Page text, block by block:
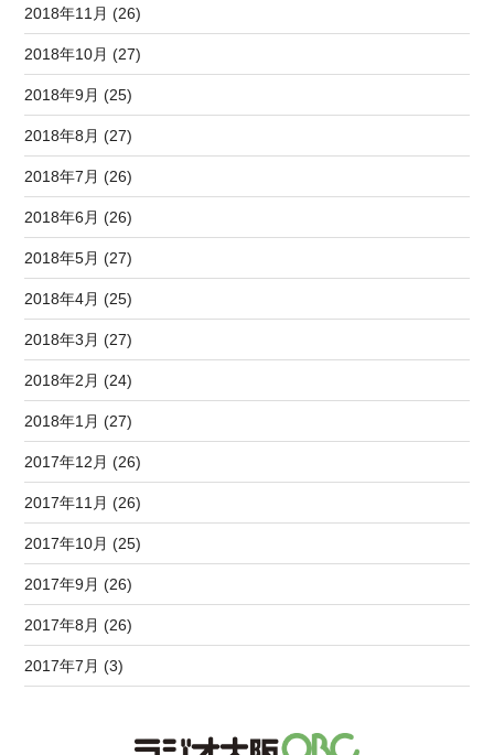
2018年11月 (26)
2018年10月 (27)
2018年9月 (25)
2018年8月 (27)
2018年7月 (26)
2018年6月 (26)
2018年5月 (27)
2018年4月 (25)
2018年3月 (27)
2018年2月 (24)
2018年1月 (27)
2017年12月 (26)
2017年11月 (26)
2017年10月 (25)
2017年9月 (26)
2017年8月 (26)
2017年7月 (3)